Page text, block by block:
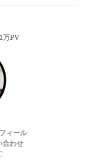
万PV
ィール
合わせ